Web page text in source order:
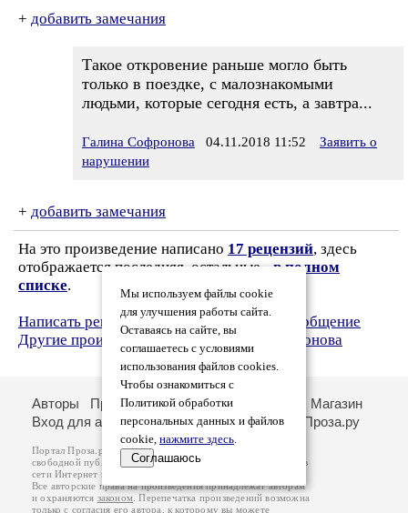
+ добавить замечания
Такое откровение раньше могло быть
только в поездке, с малознакомыми
людьми, которые сегодня есть, а завтра...
Галина Софронова 04.11.2018 11:52
Заявить о
нарушении
+ добавить замечания
На это произведение написано 17 рецензий, здесь
отображается последняя, остальные - в полном
списке.
Написать рецензию
Написать личное сообщение
Другие произведения автора Галина Софронова
Мы используем файлы cookie
для улучшения работы сайта.
Оставаясь на сайте, вы
соглашаетесь с условиями
использования файлов cookies.
Чтобы ознакомиться с
Политикой обработки
персональных данных и файлов
cookie, нажмите здесь.
Соглашаюсь
Авторы Произведения Рецензии
Магазин
Вход для авторов
О портале Стихи.ру Проза.ру
Портал Проза.ру предоставляет авторам возможность
свободной публикации своих литературных произведений в
сети Интернет на основании
Все авторские права на произведения принадлежат авторам
и охраняются законом . Перепечатка произведений возможна
только с согласия его автора, к которому вы можете